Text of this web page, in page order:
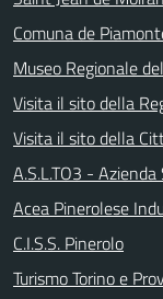
Comuna de
Museo Regionale
Visita il sito della
Visita il sito della
A.S.L.TO3 -
Acea Pinerolese
C.I.S.S. Pinerolo
Turismo Torino e